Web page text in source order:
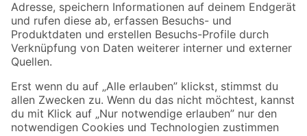
Zahlungsarten Versandarten
Sicher einkaufen
Jetzt die toom-App herunterladen